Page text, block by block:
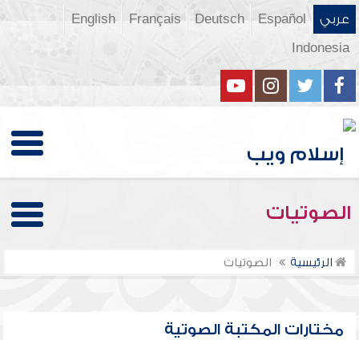
عربي Español
Deutsch
Français
English
Indonesia
الصوتيات
الرئيسية الصوتيات
مختارات المكتبة الصوتية